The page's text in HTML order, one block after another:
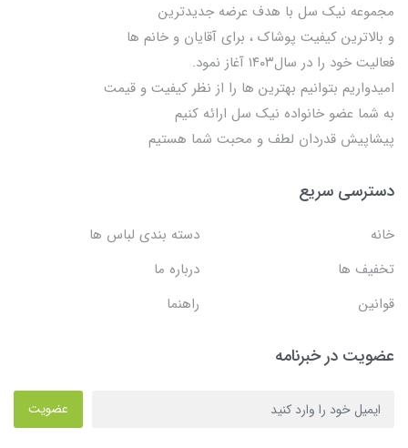
مجموعه نیک سل با هدف عرضه جدیدترین
و بالاترین کیفیت پوشاک ، برای آقایان و خانم ها
فعالیت خود را در سال۱۴۰۳ آغاز نمود.
امیدواریم بتوانیم بهترین ها را از نظر کیفیت و قیمت
به شما عضو خانواده نیک سل ارائه کنیم
پیشاپیش قدردان لطف و محبت شما هستیم
دسترسی سریع
خانه
دسته بندی لباس ها
تخفیف ها
درباره ما
قوانین
راهنما
عضویت در خبرنامه
عضویت